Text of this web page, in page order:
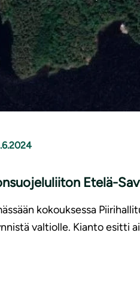
Etelä-
kokouksessa
valtiolle. Kianto esitti